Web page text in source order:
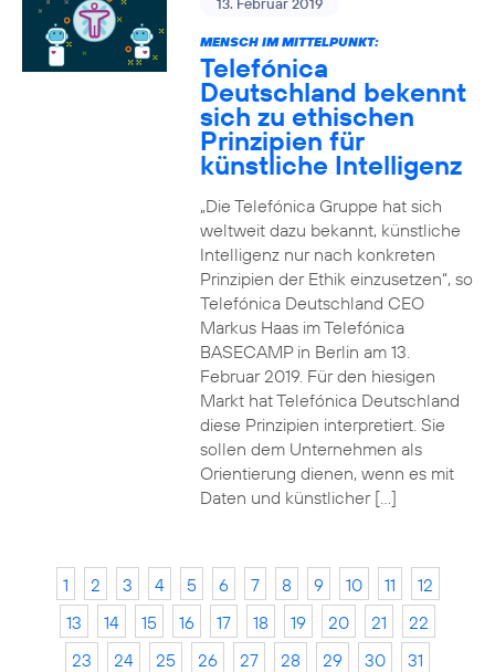
MENSCH IM MITTELPUNKT:
Telefónica
Deutschland bekennt
sich zu ethischen
Prinzipien für
künstliche Intelligenz
„Die Telefónica Gruppe hat sich
weltweit dazu bekannt, künstliche
Intelligenz nur nach konkreten
Prinzipien der Ethik einzusetzen“, so
Telefónica Deutschland CEO
Markus Haas im Telefónica
BASECAMP in Berlin am 13.
Februar 2019. Für den hiesigen
Markt hat Telefónica Deutschland
diese Prinzipien interpretiert. Sie
sollen dem Unternehmen als
Orientierung dienen, wenn es mit
Daten und künstlicher […]
1 2 3 4 5 6 7 8 9 10 11
12
13
14 15 16 17 18 19 20 21
22
23
24 25 26 27 28 29 30
31